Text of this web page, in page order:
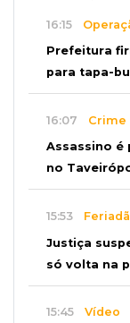
16:15
Prefeitura
para tapa-
16:07 Crime
Assassino é
no
15:53
Justiça
só volta na
15:45 Vídeo